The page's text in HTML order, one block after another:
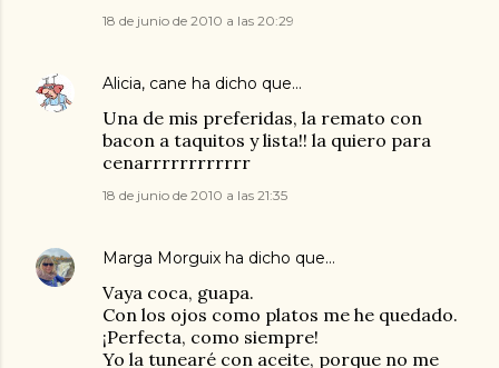
18 de junio de 2010 a las 20:29
Alicia, cane ha dicho que…
Una de mis preferidas, la remato con
bacon a taquitos y lista!! la quiero para
cenarrrrrrrrrrrr
18 de junio de 2010 a las 21:35
Marga Morguix ha dicho que…
Vaya coca, guapa.
Con los ojos como platos me he quedado.
¡Perfecta, como siempre!
Yo la tunearé con aceite, porque no me